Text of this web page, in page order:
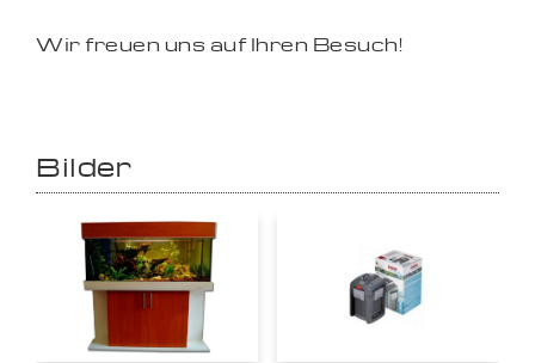
Wir freuen uns auf Ihren Besuch!
Bilder